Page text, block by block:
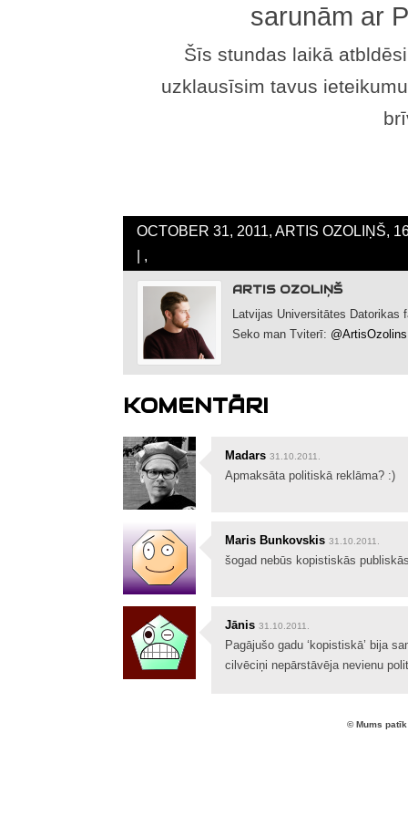
sarunām ar
Šīs stundas laikā
uzklausīsim tavus
OCTOBER 31, 2011, ARTIS OZOLIŅŠ,
| ,
ARTIS OZOLIŅŠ
Latvijas Universitātes
Seko man Tviterī: @ArtisOzolins
KOMENTĀRI
Madars 31.10.2011.
Apmaksāta politiskā reklāma? :)
Maris Bunkovskis 31.10.2011.
šogad nebūs kopistiskās
Jānis 31.10.2011.
Pagājušo gadu ‘kopistiskā’ bija
cilvēciņi nepārstāvēja nevienu
© Mums